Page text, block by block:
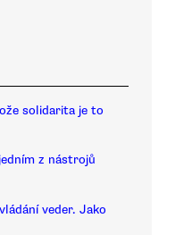
solidarita je to
z nástrojů
veder. Jako